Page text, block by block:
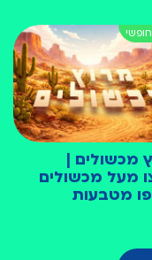
מכשולים |
מעל מכשולים
מטבעות